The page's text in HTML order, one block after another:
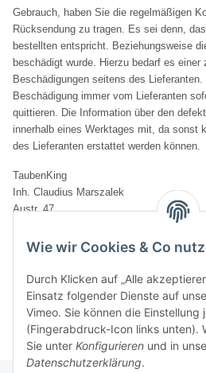
Wie wir Cookies & Co
Durch Klicken auf „Alle
Einsatz folgender Dienste auf
Vimeo. Sie können die Einstellung
(Fingerabdruck-Icon links unten).
Sie unter Konfigurieren und in
Datenschutzerklärung.
Gebrauch, haben Sie die regelmäßigen
Rücksendung zu tragen. Es sei denn,
bestellten entspricht. Beziehungsweise
beschädigt wurde. Hierzu bedarf es
Beschädigungen seitens des
Beschädigung immer vom Lieferanten
quittieren. Die Information über den
innerhalb eines Werktages mit, da sonst
des Lieferanten erstattet werden können.
TaubenKing
Inh. Claudius Marszalek
Austr. 47
Ende der Widerrufsbelehrung